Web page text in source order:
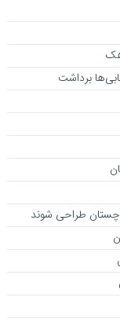
برداشت
طراحی شوند